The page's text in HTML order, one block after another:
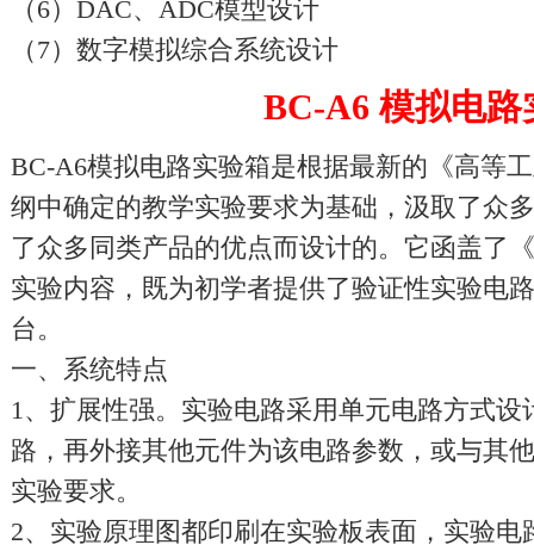
（6）DAC、ADC模型设计
（7）数字模拟综合系统设计
BC-A6 模拟电路
BC-A6模拟电路实验箱是根据最新的《高等
纲中确定的教学实验要求为基础，汲取了众
了众多同类产品的优点而设计的。它函盖了
实验内容，既为初学者提供了验证性实验电
台。
一、系统特点
1、扩展性强。实验电路采用单元电路方式
路，再外接其他元件为该电路参数，或与其
实验要求。
2、实验原理图都印刷在实验板表面，实验